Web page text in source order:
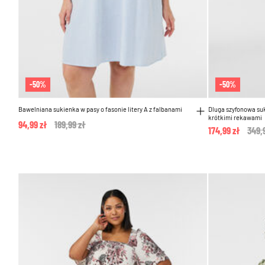
-50%
Bawelniana sukienka w pasy o fasonie litery A z falbanami
Price reduced from
189,99 zł
94,99 zł
-50%
Dluga szyfonowa
krótkimi rekawami
174,99 zł